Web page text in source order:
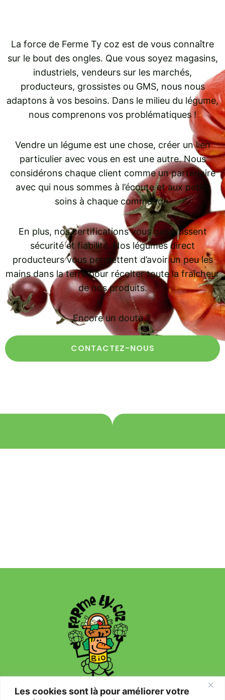
Les cookies sont là pour améliorer votre
La force de Ferme Ty coz est de vous connaître
sur le bout des ongles. Que vous soyez magasins,
industriels, vendeurs sur les marchés,
producteurs, grossistes ou GMS, nous nous
adaptons à vos besoins. Dans le milieu du légume,
nous comprenons vos problématiques !
Vendre un légume est une chose, créer un lien
particulier avec vous en est une autre. Nous
considérons chaque client comme un partenaire
avec qui nous sommes à l’écoute et aux petits
soins à chaque commande.
En plus, nos certifications vous garantissent
sécurité et fiabilité. Nos légumes direct
producteurs vous permettent d’avoir un peu les
mains dans la terre pour récolter toute la fraîcheur
de nos produits.
Encore un doute ?
CONTACTEZ-NOUS